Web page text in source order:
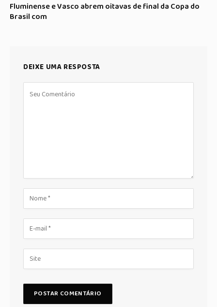
Fluminense e Vasco abrem oitavas de final da Copa do
Brasil com
DEIXE UMA RESPOSTA